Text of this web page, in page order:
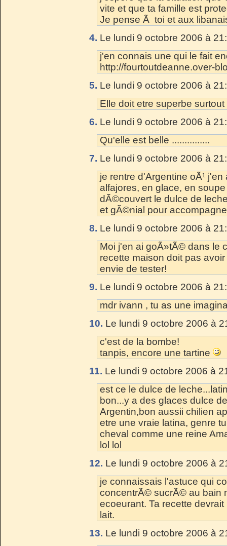
vite et que ta famille est
Je pense Ã toi et aux
4. Le lundi 9 octobre 2006 à
j'en connais une qui le fait
http://fourtoutdeanne.over-
5. Le lundi 9 octobre 2006 à
Elle doit etre superbe
6. Le lundi 9 octobre 2006 à
Qu'elle est belle ...............
7. Le lundi 9 octobre 2006 à
je rentre d'Argentine oÃ¹
alfajores, en glace, en
dÃ©couvert le dulce de
et gÃ©nial pour
8. Le lundi 9 octobre 2006 à
Moi j'en ai goÃ»tÃ© dans le
recette maison doit pas
envie de tester!
9. Le lundi 9 octobre 2006 à
mdr ivann , tu as une
10. Le lundi 9 octobre 2006 à
c'est de la bombe!
tanpis, encore une tartine
11. Le lundi 9 octobre 2006 à
est ce le dulce de
bon...y a des glaces dulce
Argentin,bon aussii chilien
etre une vraie latina, genre
cheval comme une reine
lol lol
12. Le lundi 9 octobre 2006 à
je connaissais l'astuce qui
concentrÃ© sucrÃ© au bain
ecoeurant. Ta recette
lait.
13. Le lundi 9 octobre 2006 à